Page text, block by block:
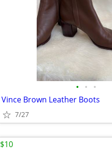
• • •
Vince Brown Leather Boots
7/27
$10